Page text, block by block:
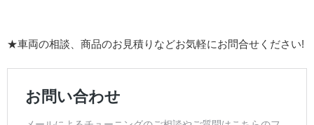
★車両の相談、商品のお見積りなどお気軽にお問合せください!